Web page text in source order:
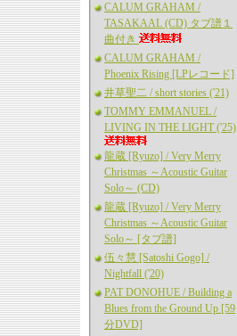
CALUM GRAHAM /
TASAKAAL (CD) タブ譜１
曲付き
CALUM GRAHAM /
Phoenix Rising [LPレコード]
井草聖二 / short stories ('21)
TOMMY EMMANUEL /
LIVING IN THE LIGHT ('25)
龍蔵 [Ryuzo] / Very Merry
Christmas ～Acoustic Guitar
Solo～ (CD)
龍蔵 [Ryuzo] / Very Merry
Christmas ～Acoustic Guitar
Solo～ [タブ譜]
伍々慧 [Satoshi Gogo] /
Nightfall ('20)
PAT DONOHUE / Building a
Blues from the Ground Up [59
分DVD]